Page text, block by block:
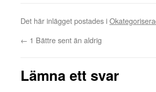
Det här inlägget postades i
← 1 Bättre sent än aldrig
Lämna ett svar